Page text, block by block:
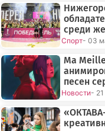
среди
Спорт- 03
Ma
песен
Новости-